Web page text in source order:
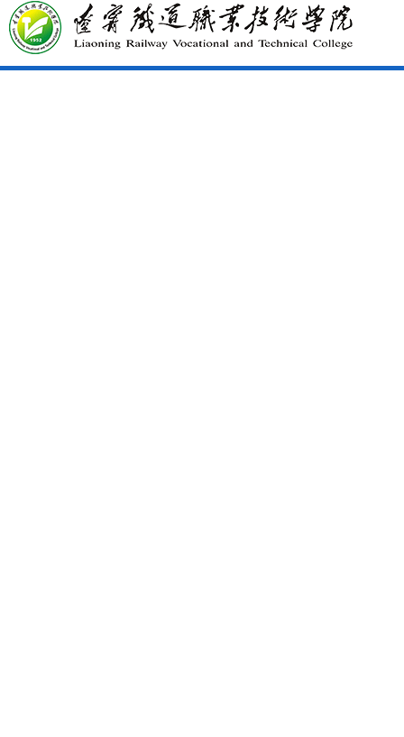
年...
辽宁铁道职业技术学院2025
年...